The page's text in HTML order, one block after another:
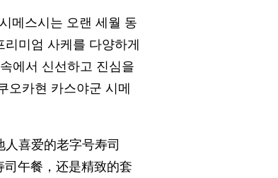
메스시는 오랜 세월 동
미엄 사케를 다양하게
에서 신선하고 진심을
오카현 카스야군 시메
喜爱的老字号寿司
午餐，还是精致的套